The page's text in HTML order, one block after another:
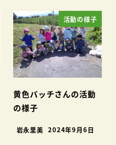
活動の様子
黄色バッチさんの活動
の様子
岩永里美 2024年9月6日